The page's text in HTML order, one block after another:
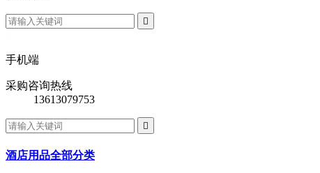

手机端
采购咨询热线
13613079753

酒店用品全部分类